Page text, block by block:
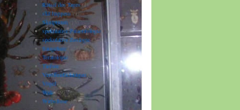
Rätsel des Tages(1)
shit happens (9)
Skulpturen (15)
spekulative Paläontologie(3)
spekulative Zoologie(2)
Säugetiere(128)
Teratologie(5)
Tiefsee(5)
Veröffentlichungen(4)
Vögel(57)
Wale(49)
Wirbellose(6)